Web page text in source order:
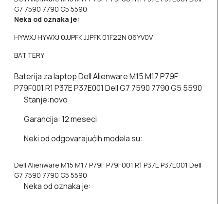
G7 7590 7790 G5 5590
Neka od oznaka je:
HYWXJ HYWXJ 0JJPFK JJPFK 01F22N 06YV0V
BATTERY
Baterija za laptop Dell Alienware M15 M17 P79F
P79F001 R1 P37E P37E001 Dell G7 7590 7790 G5 5590
Stanje:novo
Garancija: 12 meseci
Neki od odgovarajućih modela su:
Dell Alienware M15 M17 P79F P79F001 R1 P37E P37E001 Dell
G7 7590 7790 G5 5590
Neka od oznaka je: